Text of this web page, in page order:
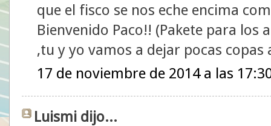
que el fisco se nos eche encima
Bienvenido Paco!! (Pakete para los
,tu y yo vamos a dejar pocas copas
17 de noviembre de 2014 a las
Luismi dijo...